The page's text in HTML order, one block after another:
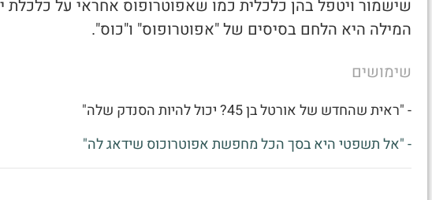
שישמור ויטפל בהן כלכלית כמו שאפוטרופוס אחראי על כלכלת
המילה היא הלחם בסיסים של "אפוטרופוס" ו"כוס".
שימושים
- "ראית שהחדש של אורטל בן 45? יכול להיות הסנדק שלה"
- "אל תשפטי היא בסך הכל מחפשת אפוטרוכוס שידאג לה"